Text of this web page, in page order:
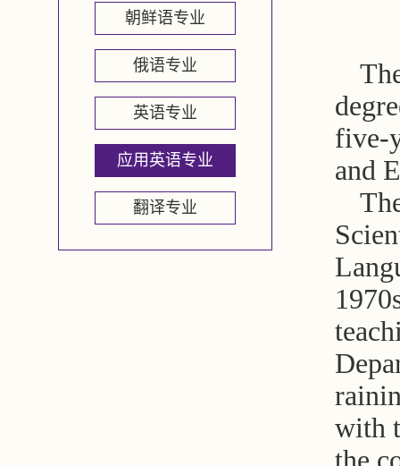
朝鲜语专业
俄语专业
英语专业
应用英语专业
翻译专业
five-
and
with